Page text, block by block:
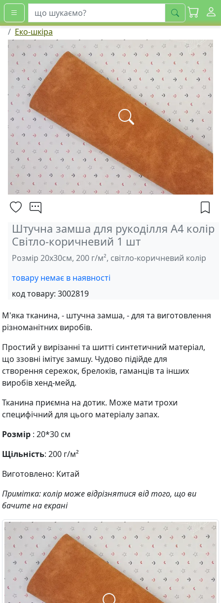
шукати
Еко-шкіра
Штучна замша для рукоділля А4 колір
Світло-коричневий 1 шт
Розмір 20х30см, 200 г/м², світло-коричневий колір
товару немає в наявності
код товару: 3002819
М'яка тканина, - штучна замша, - для та виготовлення
різноманітних виробів.
Простий у вирізанні та шитті синтетичний матеріал,
що ззовні імітує замшу. Чудово підійде для
створення сережок, брелоків, гаманців та інших
виробів хенд-мейд.
Тканина приємна на дотик. Може мати трохи
специфічний для цього матеріалу запах.
Розмір : 20*30 см
Щільність: 200 г/м²
Виготовлено: Китай
Примітка: колір може відрізнятися від того, що ви
бачите на екрані